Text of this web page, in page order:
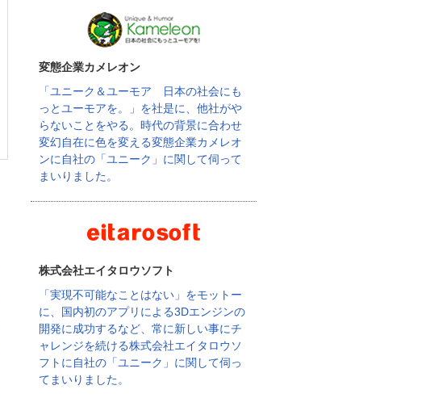
変態企業カメレオン
「ユニーク＆ユーモア 日本の社会にも
っとユーモアを。」を社是に、他社がや
らないことをやる。時代の背景に合わせ
変幻自在に色を変える変態企業カメレオ
ンに自社の「ユニーク」に関して伺って
まいりました。
株式会社エイタロウソフト
「実現不可能なことはない」をモットー
に、国内初のアプリによる3Dエンジンの
開発に成功するなど、常に新しい事にチ
ャレンジを続ける株式会社エイタロウソ
フトに自社の「ユニーク」に関して伺っ
てまいりました。